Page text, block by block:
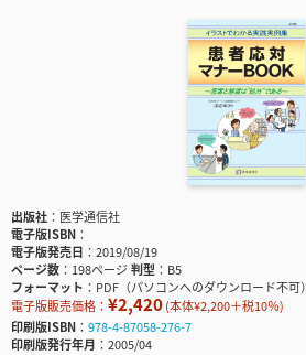
出版社
医学通信社
電子版ISBN
電子版発売日
2019/08/19
ページ数
198ページ判型
B5
フォーマット
PDF（パソコンへのダウンロード不可）
電子版販売価格： ¥2,420(本体¥2,200＋税10％)
印刷版ISBN
978-4-87058-276-7
印刷版発行年月
2005/04